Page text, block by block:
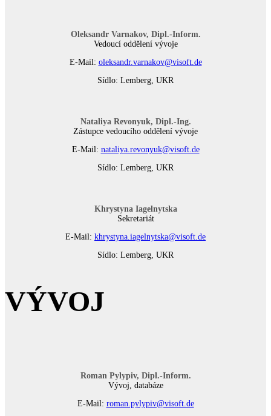
Oleksandr Varnakov, Dipl.-Inform.
Vedoucí oddělení vývoje
E-Mail: oleksandr.varnakov@visoft.de
Sídlo: Lemberg, UKR
Nataliya Revonyuk, Dipl.-Ing.
Zástupce vedoucího oddělení vývoje
E-Mail: nataliya.revonyuk@visoft.de
Sídlo: Lemberg, UKR
Khrystyna Iagelnytska
Sekretariát
E-Mail: khrystyna.iagelnytska@visoft.de
Sídlo: Lemberg, UKR
VÝVOJ
Roman Pylypiv, Dipl.-Inform.
Vývoj, databáze
E-Mail: roman.pylypiv@visoft.de